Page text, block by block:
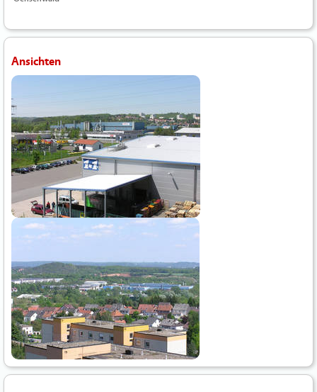
Ansichten